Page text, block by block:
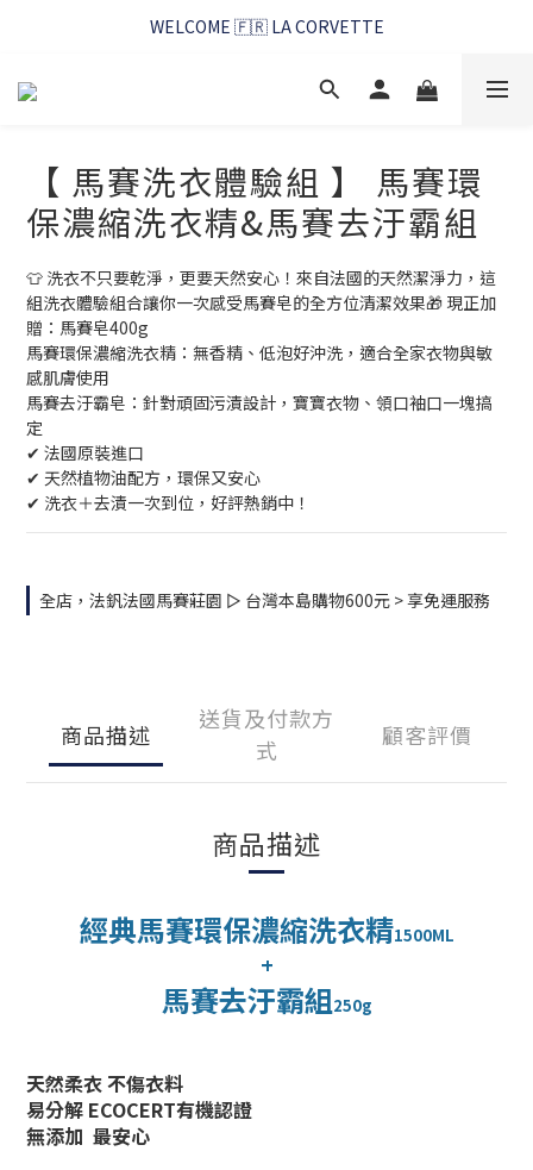
WELCOME 🇫🇷 LA CORVETTE
WELCOME 🇫🇷 LA CORVETTE
馬賽好友季~純淨清潔的相伴
【 馬賽洗衣體驗組 】 馬賽環
保濃縮洗衣精&馬賽去汙霸組
👕 洗衣不只要乾淨，更要天然安心！來自法國的天然潔淨力，這
組洗衣體驗組合讓你一次感受馬賽皂的全方位清潔效果🎁 現正加
贈：馬賽皂400g
馬賽環保濃縮洗衣精：無香精、低泡好沖洗，適合全家衣物與敏
感肌膚使用
馬賽去汙霸皂：針對頑固污漬設計，寶寶衣物、領口袖口一塊搞
定
✔ 法國原裝進口
✔ 天然植物油配方，環保又安心
✔ 洗衣＋去漬一次到位，好評熱銷中！
全店，法釩法國馬賽莊園 ▻ 台灣本島購物600元 > 享免運服務
商品描述
送貨及付款方
式
顧客評價
商品描述
經典馬賽環保濃縮洗衣精1500ML
+
馬賽去汙霸組250g
天然柔衣 不傷衣料
易分解 ECOCERT有機認證
無添加 最安心